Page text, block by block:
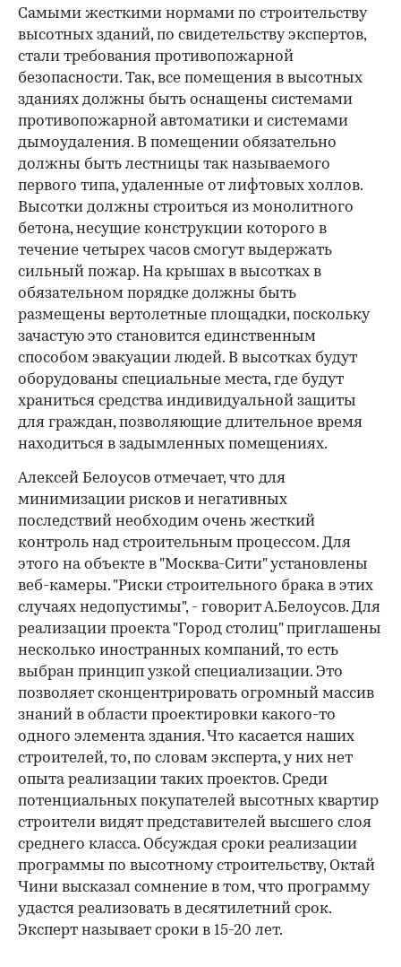
Самыми жесткими нормами по строительству
высотных зданий, по свидетельству экспертов,
стали требования противопожарной
безопасности. Так, все помещения в высотных
зданиях должны быть оснащены системами
противопожарной автоматики и системами
дымоудаления. В помещении обязательно
должны быть лестницы так называемого
первого типа, удаленные от лифтовых холлов.
Высотки должны строиться из монолитного
бетона, несущие конструкции которого в
течение четырех часов смогут выдержать
сильный пожар. На крышах в высотках в
обязательном порядке должны быть
размещены вертолетные площадки, поскольку
зачастую это становится единственным
способом эвакуации людей. В высотках будут
оборудованы специальные места, где будут
храниться средства индивидуальной защиты
для граждан, позволяющие длительное время
находиться в задымленных помещениях.
Алексей Белоусов отмечает, что для
минимизации рисков и негативных
последствий необходим очень жесткий
контроль над строительным процессом. Для
этого на объекте в "Москва-Сити" установлены
веб-камеры. "Риски строительного брака в этих
случаях недопустимы", - говорит А.Белоусов. Для
реализации проекта "Город столиц" приглашены
несколько иностранных компаний, то есть
выбран принцип узкой специализации. Это
позволяет сконцентрировать огромный массив
знаний в области проектировки какого-то
одного элемента здания. Что касается наших
строителей, то, по словам эксперта, у них нет
опыта реализации таких проектов. Среди
потенциальных покупателей высотных квартир
строители видят представителей высшего слоя
среднего класса. Обсуждая сроки реализации
программы по высотному строительству, Октай
Чини высказал сомнение в том, что программу
удастся реализовать в десятилетний срок.
Эксперт называет сроки в 15-20 лет.